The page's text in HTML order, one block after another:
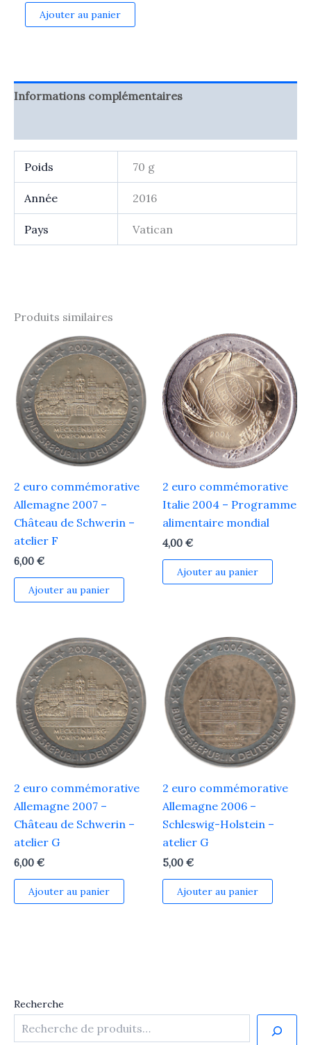
quantité
2016
Ajouter au panier
Informations complémentaires
Poids 70 g
Année 2016
Pays Vatican
Produits similaires
2 euro commémorative
Allemagne 2007 –
Château de Schwerin –
atelier F
6,00 €
Ajouter au panier
2 euro commémorative
Italie 2004 – Programme
alimentaire mondial
4,00 €
Ajouter au panier
2 euro commémorative
Allemagne 2007 –
Château de Schwerin –
atelier G
6,00 €
Ajouter au panier
2 euro commémorative
Allemagne 2006 –
Schleswig-Holstein –
atelier G
5,00 €
Ajouter au panier
Recherche